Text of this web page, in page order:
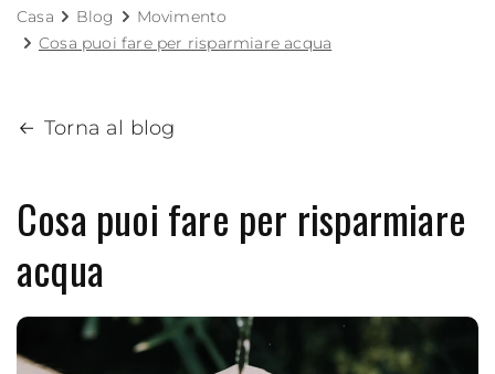
Casa Blog
Movimento
Cosa puoi fare per risparmiare acqua
Torna al blog
Cosa puoi fare per risparmiare
acqua